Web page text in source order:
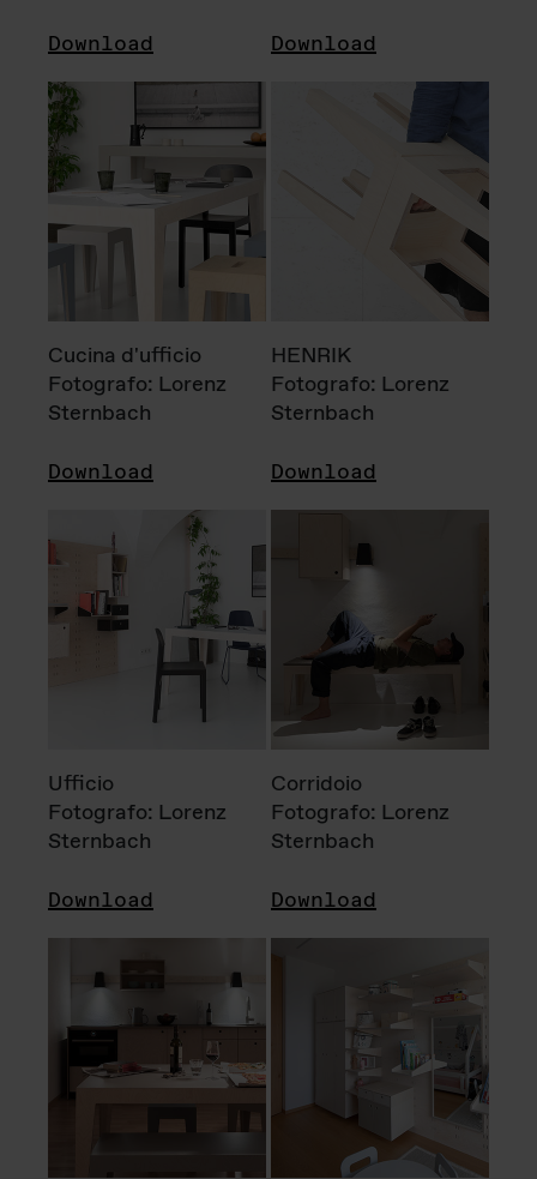
Download Download
Cucina d'ufficio
Fotografo: Lorenz
Sternbach
Download
HENRIK
Fotografo: Lorenz
Sternbach
Download
Ufficio
Fotografo: Lorenz
Sternbach
Download
Corridoio
Fotografo: Lorenz
Sternbach
Download